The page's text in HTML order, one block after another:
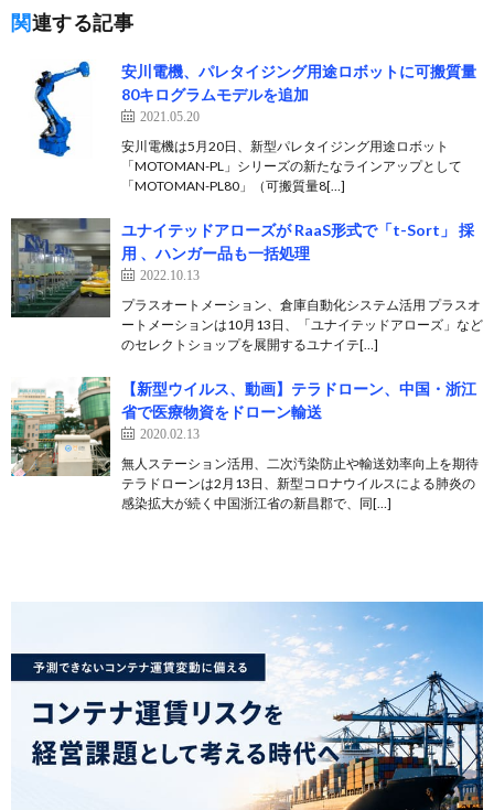
関連する記事
安川電機、パレタイジング用途ロボットに可搬質量
80キログラムモデルを追加
2021.05.20
安川電機は5月20日、新型パレタイジング用途ロボット
「MOTOMAN-PL」シリーズの新たなラインアップとして
「MOTOMAN-PL80」（可搬質量8[…]
ユナイテッドアローズが RaaS形式で「t-Sort」 採
用 、ハンガー品も一括処理
2022.10.13
プラスオートメーション、倉庫自動化システム活用 プラスオ
ートメーションは10月13日、「ユナイテッドアローズ」など
のセレクトショップを展開するユナイテ[…]
【新型ウイルス、動画】テラドローン、中国・浙江
省で医療物資をドローン輸送
2020.02.13
無人ステーション活用、二次汚染防止や輸送効率向上を期待
テラドローンは2月13日、新型コロナウイルスによる肺炎の
感染拡大が続く中国浙江省の新昌郡で、同[…]